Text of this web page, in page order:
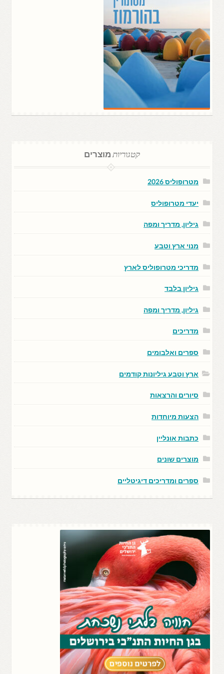
קטגוריותמוצרים
מטרופוליס 2026
יעדי מטרופוליס
גיליון, מדריך ומפה
מנוי ארץ וטבע
מדריכי מטרופוליס לארץ
גיליון בלבד
גיליון, מדריך ומפה
מדריכים
ספרים ואלבומים
ארץ וטבע גיליונות קודמים
סיורים והרצאות
הצעות מיוחדות
כתבות אונליין
מוצרים שונים
ספרים ומדריכים דיגיטליים